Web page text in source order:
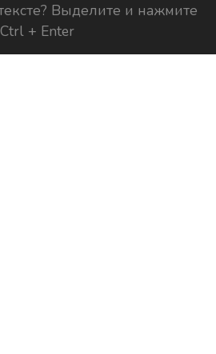
Выделите и нажмите
Ctrl + Enter